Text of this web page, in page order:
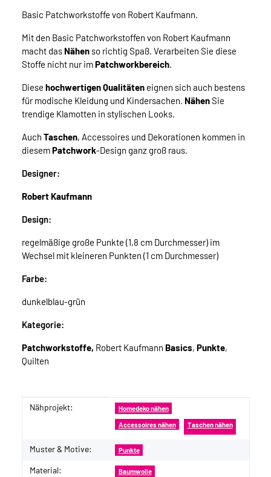
Basic Patchworkstoffe von Robert Kaufmann.
Mit den Basic Patchworkstoffen von Robert Kaufmann
macht das Nähen so richtig Spaß. Verarbeiten Sie diese
Stoffe nicht nur imPatchworkbereich.
Diese hochwertigen Qualitäten eignen sich auch bestens
für modische Kleidung und Kindersachen. NähenSie
trendige Klamotten in stylischen Looks.
Auch Taschen, Accessoires und Dekorationen kommen in
diesemPatchwork-Design ganz groß raus.
Designer:
Robert Kaufmann
Design:
regelmäßige große Punkte (1,8 cm Durchmesser) im
Wechsel mit kleineren Punkten (1 cm Durchmesser)
Farbe:
dunkelblau-grün
Kategorie:
Patchworkstoffe, Robert Kaufmann Basics, Punkte,
Quilten
Produkteigenschaft
Wert
Nähprojekt: Homedeko nähen
Accessoires nähen Taschen nähen
Muster & Motive: Punkte
Material: Baumwolle